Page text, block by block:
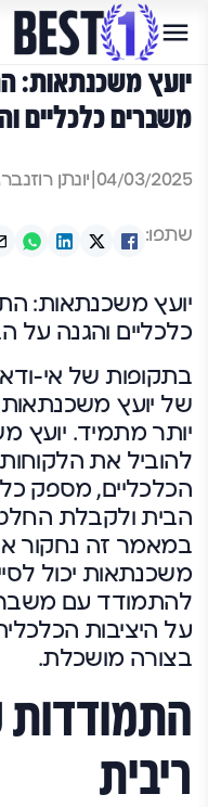
יועץ משכנתאות:
משברים כלכליים
04/03/2025 יונתן
שתפו:
יועץ משכנתאות:
כלכליים והגנה על
בתקופות של אי-
של יועץ משכנתאות
יותר מתמיד. יועץ
להוביל את
הכלכליים, מספק
הבית ולקבלת
במאמר זה נחקור
משכנתאות יכול
להתמודד עם
על היציבות
בצורה מושכלת.
התמודדות
ריבית